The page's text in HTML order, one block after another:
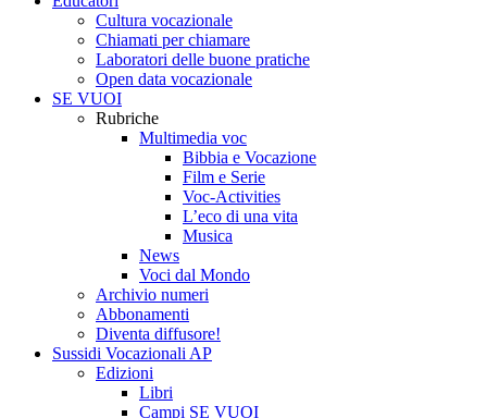
Cultura vocazionale
Chiamati per chiamare
Laboratori delle buone pratiche
Open data vocazionale
SE VUOI
Rubriche
Multimedia voc
Bibbia e Vocazione
Film e Serie
Voc-Activities
L’eco di una vita
Musica
News
Voci dal Mondo
Archivio numeri
Abbonamenti
Diventa diffusore!
Sussidi Vocazionali AP
Edizioni
Libri
Campi SE VUOI